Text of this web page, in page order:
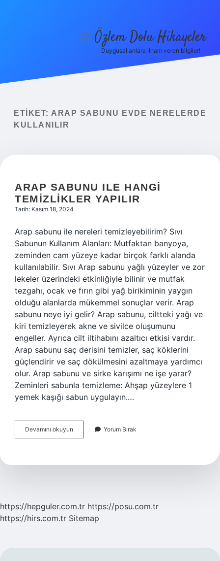
Yasal Uyarı
menüyüÖzlem Dolu Hikayeler
Duygusal anlara ilham veren bilgiler!
ETIKET: ARAP SABUNU EVDE NERELERDE
KULLANILIR
ARAP SABUNU ILE HANGI
TEMIZLIKLER YAPILIR
Tarih: Kasım 18, 2024
Arap sabunu ile nereleri temizleyebilirim? Sıvı
Sabunun Kullanım Alanları: Mutfaktan banyoya,
zeminden cam yüzeye kadar birçok farklı alanda
kullanılabilir. Sıvı Arap sabunu yağlı yüzeyler ve zor
lekeler üzerindeki etkinliğiyle bilinir ve mutfak
tezgahı, ocak ve fırın gibi yağ birikiminin yaygın
olduğu alanlarda mükemmel sonuçlar verir. Arap
sabunu neye iyi gelir? Arap sabunu, ciltteki yağı ve
kiri temizleyerek akne ve sivilce oluşumunu
engeller. Ayrıca cilt iltihabını azaltıcı etkisi vardır.
Arap sabunu saç derisini temizler, saç köklerini
güçlendirir ve saç dökülmesini azaltmaya yardımcı
olur. Arap sabunu ve sirke karışımı ne işe yarar?
Zeminleri sabunla temizleme: Ahşap yüzeylere 1
yemek kaşığı sabun uygulayın.…
Devamını okuyun
Sabunu
Temizlikler
Yorum Bırak
https://hepguler.com.tr https://posu.com.tr
https://hirs.com.tr Sitemap